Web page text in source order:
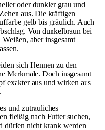
oder dunkler grau und
aus. Die kräftigen
gelb bis gräulich. Auch
Von dunkelbraun bei
aber insgesamt
sich Hennen zu den
Merkmale. Doch insgesamt
exakter aus und wirken aus
und zutrauliches
fleißig nach Futter suchen,
dürfen nicht krank werden.